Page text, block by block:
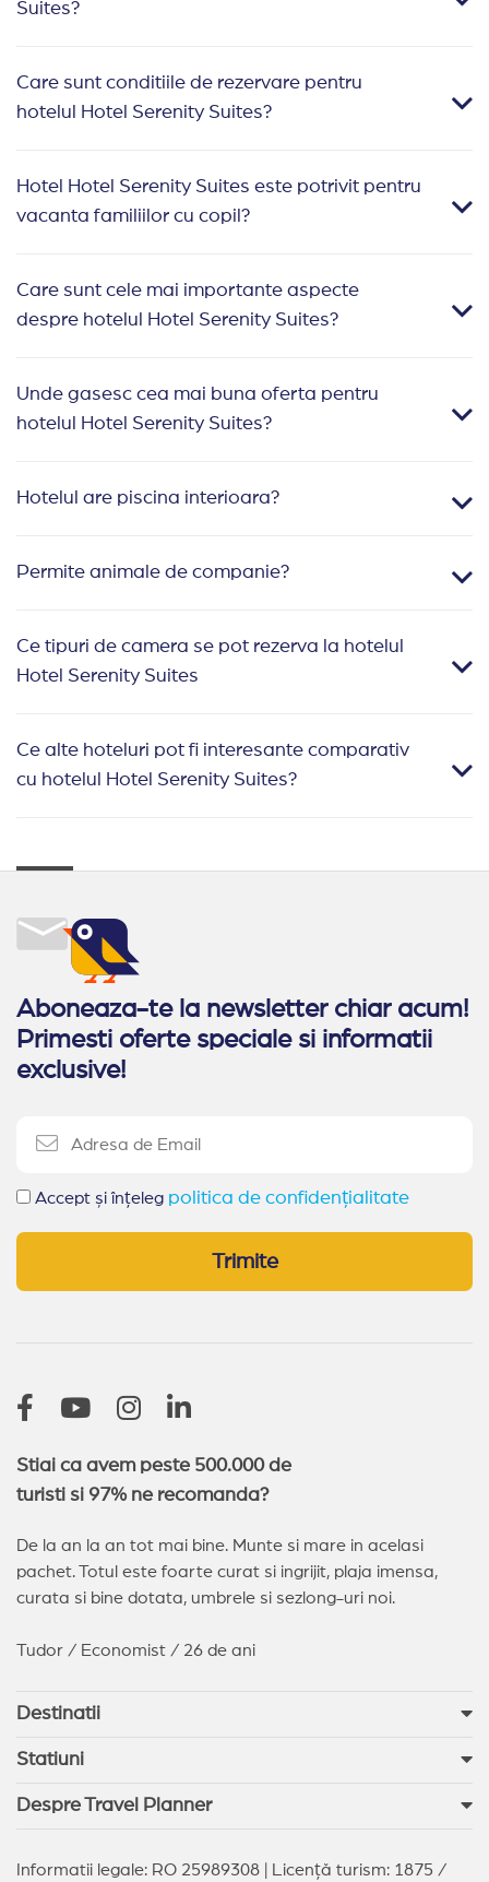
Suites?
Care sunt conditiile de rezervare pentru
hotelul Hotel Serenity Suites?
Hotel Hotel Serenity Suites este potrivit pentru
vacanta familiilor cu copil?
Care sunt cele mai importante aspecte
despre hotelul Hotel Serenity Suites?
Unde gasesc cea mai buna oferta pentru
hotelul Hotel Serenity Suites?
Hotelul are piscina interioara?
Permite animale de companie?
Ce tipuri de camera se pot rezerva la hotelul
Hotel Serenity Suites
Ce alte hoteluri pot fi interesante comparativ
cu hotelul Hotel Serenity Suites?
Aboneaza-te la newsletter chiar acum!
Primesti oferte speciale si informatii
exclusive!
Accept și înțeleg politica de confidențialitate
Trimite
Stiai ca avem peste 500.000 de
turisti si 97% ne recomanda?
De la an la an tot mai bine. Munte si mare in acelasi
pachet. Totul este foarte curat si ingrijit, plaja imensa,
curata si bine dotata, umbrele si sezlong-uri noi.
Tudor / Economist / 26 de ani
Destinatii
Statiuni
Despre Travel Planner
Informatii legale: RO 25989308 | Licență turism: 1875 /